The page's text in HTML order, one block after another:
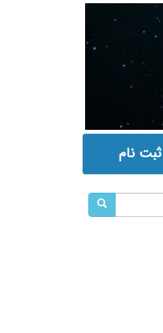
ثبت نام